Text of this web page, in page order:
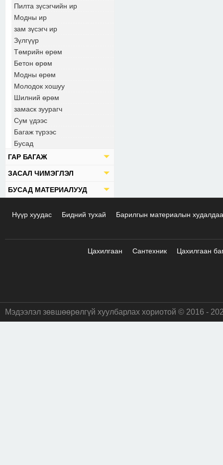
Пилта зүсэгчийн ир
Модны ир
зам зүсэгч ир
Зүлгүүр
Төмрийн өрөм
Бетон өрөм
Модны өрөм
Молодок хошуу
Шилний өрөм
замаск зуурагч
Сум үдээс
Багаж түрээс
Бусад
ГАР БАГАЖ
ЗАСАЛ ЧИМЭГЛЭЛ
БУСАД МАТЕРИАЛУУД
Нүүр хуудас Бидний тухай Барилгын материалын
Цахилгаан Сантехник Цахилгаан
Мэдээлэл зөвшөөрөлгүй хуулбарлах хориотой © 2016 -